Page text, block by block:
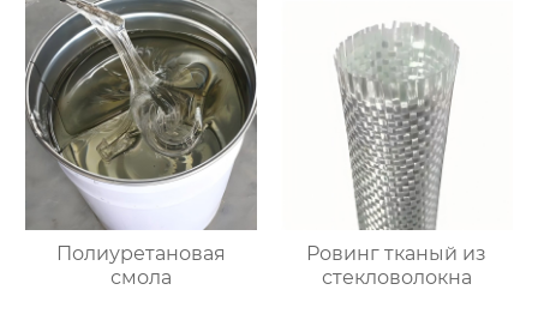
Полиуретановая
смола
Ровинг тканый из
стекловолокна